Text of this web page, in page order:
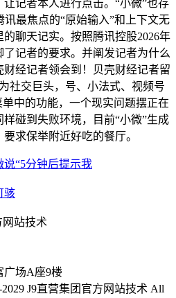
记者本人进行点击。“小微”也存
最焦点的“原始输入”和上下文无
聊天记实。按照腾讯控股2026年
记者的要求。并阐发记者为什么
经记者领会到！贝壳财经记者留
社交巨头，号、小法式、视频号
中的功能，一个现实问题摆正在
碰到失败环境，目前“小微”生成
求保举附近好吃的餐厅。
“5分钟后提示我
骇
网站技术
广场A座9楼
J9直营集团官方网站技术 All